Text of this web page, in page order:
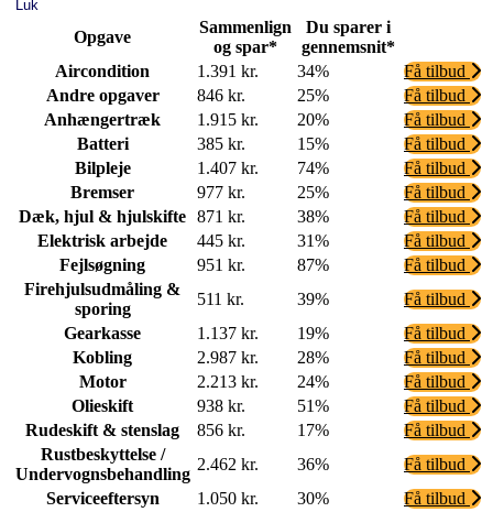
Luk
Opgave
Sammenlign
og spar*
Du sparer i
gennemsnit*
Aircondition
1.391 kr. 34%
Få tilbud
Andre opgaver
846 kr. 25%
Få tilbud
Anhængertræk
1.915 kr. 20%
Få tilbud
Batteri
385 kr. 15%
Få tilbud
Bilpleje
1.407 kr. 74%
Få tilbud
Bremser
977 kr. 25%
Få tilbud
Dæk, hjul & hjulskifte 871 kr. 38%
Få tilbud
Elektrisk arbejde
445 kr. 31%
Få tilbud
Fejlsøgning
951 kr. 87%
Få tilbud
Firehjulsudmåling &
sporing
511 kr. 39%
Få tilbud
Gearkasse
1.137 kr. 19%
Få tilbud
Kobling
2.987 kr. 28%
Få tilbud
Motor
2.213 kr. 24%
Få tilbud
Olieskift
938 kr. 51%
Få tilbud
Rudeskift & stenslag
856 kr. 17%
Få tilbud
Rustbeskyttelse /
Undervognsbehandling
2.462 kr. 36%
Få tilbud
Serviceeftersyn
1.050 kr. 30%
Få tilbud